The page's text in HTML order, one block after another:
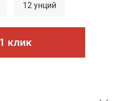
клик
12 унций